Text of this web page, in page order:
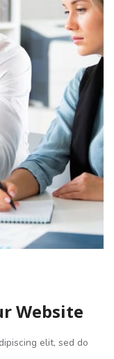
Website
elit, sed do